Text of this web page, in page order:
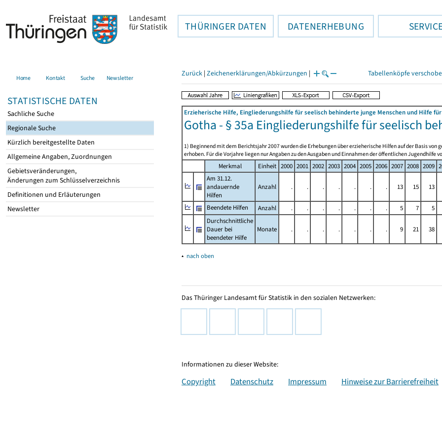
THÜRINGER DATEN DATENERHEBUNG
Home Kontakt Suche Newsletter
STATISTISCHE DATEN
Sachliche Suche
Regionale Suche
Kürzlich bereitgestellte Daten
Allgemeine Angaben, Zuordnungen
Gebietsveränderungen,
Änderungen zum Schlüsselverzeichnis
Definitionen und Erläuterungen
Newsletter
Zurück | Zeichenerklärungen/Abkürzungen | Tabellenköpfe
Erzieherische Hilfe, Eingliederungshilfe für seelisch behinderte junge Menschen und Hilfe
Gotha - § 35a Eingliederungshilfe für seelisch
1) Beginnend mit dem Berichtsjahr 2007 wurden die Erhebungen über erzieherische Hilfen auf der Basis von
erhoben. Für die Vorjahre liegen nur Angaben zu den Ausgaben und Einnahmen der öffentlichen Jugendhilfe
Merkmal Einheit 2000 2001 2002 2003 2004 2005 2006 2007 2008 2009
Am 31.12.
andauernde
Hilfen
Anzahl . . . . . . . 13 15 13
Beendete Hilfen Anzahl . . . . . . . 5 7 5
Durchschnittliche
Dauer bei
beendeter Hilfe
Monate . . . . . . . 9 21 38
▴ nach oben
Das Thüringer Landesamt für Statistik in den sozialen Netzwerken:
Informationen zu dieser Website:
Copyright Datenschutz Impressum Hinweise zur Barrierefreiheit